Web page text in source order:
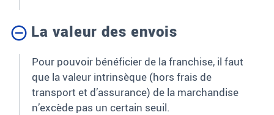
La valeur des envois
Pour pouvoir bénéficier de la franchise, il faut
que la valeur intrinsèque (hors frais de
transport et d’assurance) de la marchandise
n’excède pas un certain seuil.